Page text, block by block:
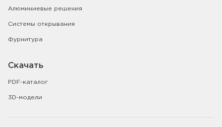
Алюминиевые решения
Системы открывания
Фурнитура
Скачать
PDF-каталог
3D-модели